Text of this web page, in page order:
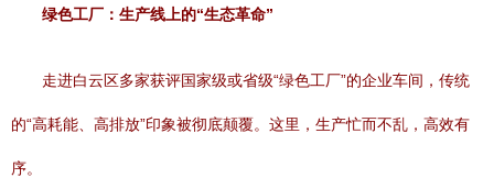
绿色工厂：生产线上的“生态革命”
走进白云区多家获评国家级或省级“绿色工厂”的企业车间，传统
的“高耗能、高排放”印象被彻底颠覆。这里，生产忙而不乱，高效有
序。